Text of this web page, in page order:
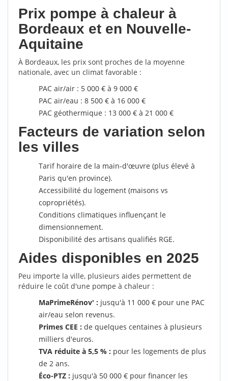
Prix pompe à chaleur à
Bordeaux et en Nouvelle-
Aquitaine
À Bordeaux, les prix sont proches de la moyenne
nationale, avec un climat favorable :
PAC air/air : 5 000 € à 9 000 €
PAC air/eau : 8 500 € à 16 000 €
PAC géothermique : 13 000 € à 21 000 €
Facteurs de variation selon
les villes
Tarif horaire de la main-d'œuvre (plus élevé à
Paris qu'en province).
Accessibilité du logement (maisons vs
copropriétés).
Conditions climatiques influençant le
dimensionnement.
Disponibilité des artisans qualifiés RGE.
Aides disponibles en 2025
Peu importe la ville, plusieurs aides permettent de
réduire le coût d'une pompe à chaleur :
MaPrimeRénov' : jusqu'à 11 000 € pour une PAC
air/eau selon revenus.
Primes CEE : de quelques centaines à plusieurs
milliers d'euros.
TVA réduite à 5,5 % : pour les logements de plus
de 2 ans.
Éco-PTZ : jusqu'à 50 000 € pour financer les